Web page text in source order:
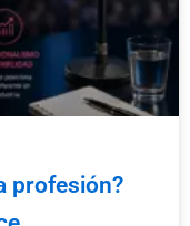
profesión?